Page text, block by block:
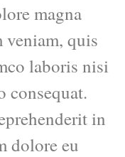
magna
quis
laboris nisi
consequat.
in
dolore eu